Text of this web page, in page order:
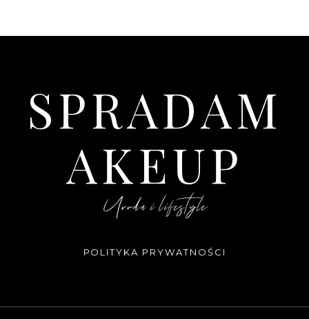
SPRADAM
AKEUP
Uroda i lifestyle
POLITYKA PRYWATNOŚCI